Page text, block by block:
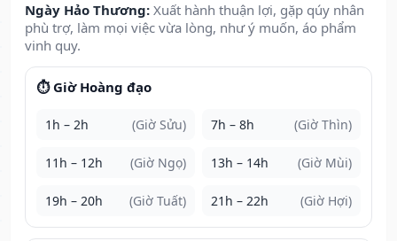
Ngày Hảo Thương: Xuất hành thuận lợi, gặp qúy nhân
phù trợ, làm mọi việc vừa lòng, như ý muốn, áo phẩm
vinh quy.
⏱️ Giờ Hoàng đạo
1h – 2h (Giờ Sửu) 7h – 8h (Giờ Thìn)
11h – 12h (Giờ Ngọ) 13h – 14h (Giờ Mùi)
19h – 20h (Giờ Tuất) 21h – 22h (Giờ Hợi)